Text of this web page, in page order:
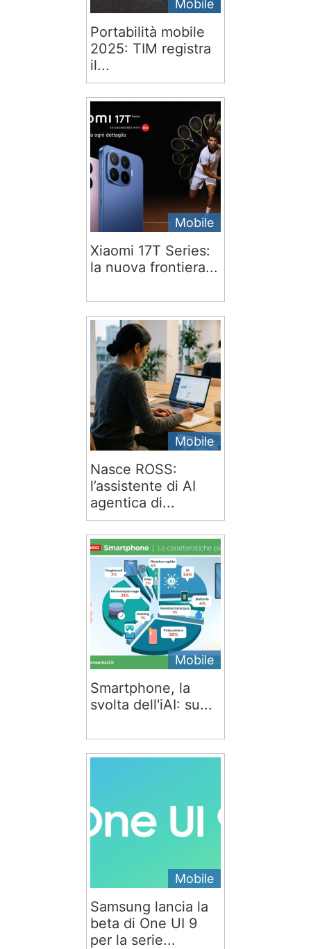
Mobile
Portabilità mobile
2025: TIM registra
il...
Mobile
Xiaomi 17T Series:
la nuova frontiera...
Mobile
Nasce ROSS:
l’assistente di AI
agentica di...
Mobile
Smartphone, la
svolta dell'iAI: su...
Mobile
Samsung lancia la
beta di One UI 9
per la serie...